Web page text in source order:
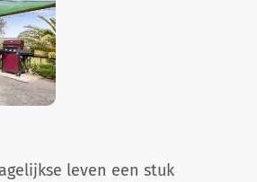
leven een stuk